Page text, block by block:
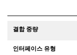
결합 중량
인터페이스 유형